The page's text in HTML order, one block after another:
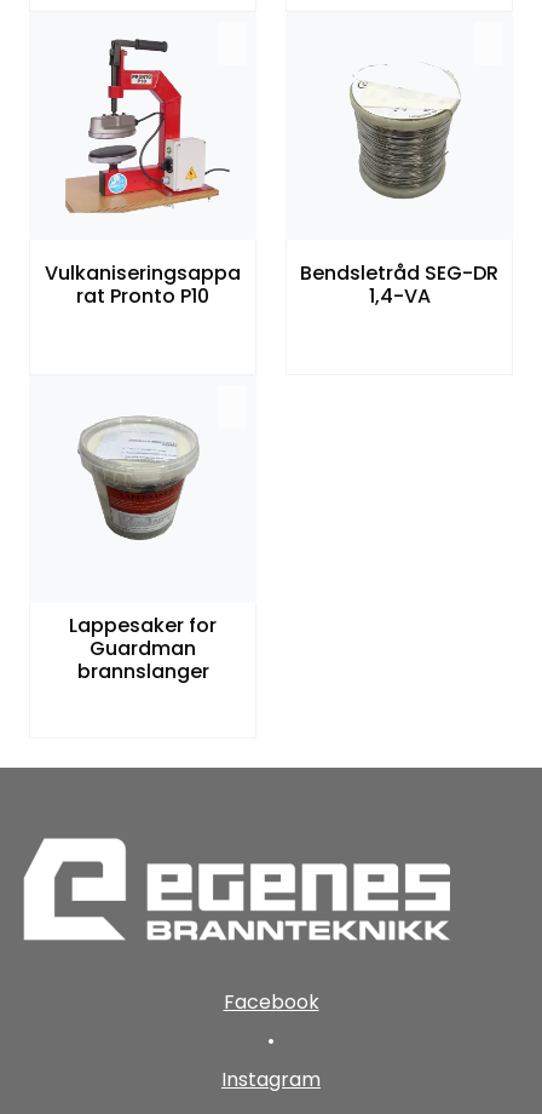
Vulkaniseringsappa
rat Pronto P10
Bendsletråd SEG-DR
1,4-VA
Lappesaker for
Guardman
brannslanger
Facebook
•
Instagram